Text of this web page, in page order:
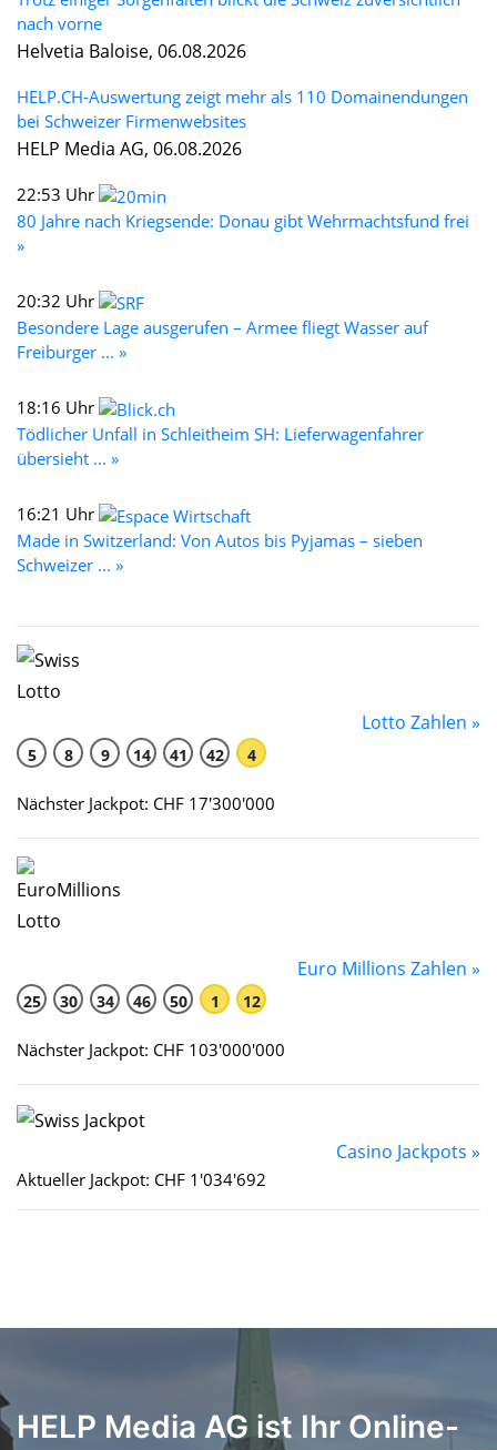
nach vorne
Helvetia Baloise, 06.08.2026
HELP.CH-Auswertung zeigt mehr als 110 Domainendungen
bei Schweizer Firmenwebsites
HELP Media AG, 06.08.2026
22:53 Uhr
80 Jahre nach Kriegsende: Donau gibt Wehrmachtsfund frei
»
20:32 Uhr
Besondere Lage ausgerufen – Armee fliegt Wasser auf
Freiburger ... »
18:16 Uhr
Tödlicher Unfall in Schleitheim SH: Lieferwagenfahrer
übersieht ... »
16:21 Uhr
Made in Switzerland: Von Autos bis Pyjamas – sieben
Schweizer ... »
Lotto Zahlen »
5 8 9 14 41 42 4
Nächster Jackpot: CHF 17'300'000
Euro Millions Zahlen »
25 30 34 46 50 1 12
Nächster Jackpot: CHF 103'000'000
Casino Jackpots »
Aktueller Jackpot: CHF 1'034'692
HELP Media AG ist Ihr Online-